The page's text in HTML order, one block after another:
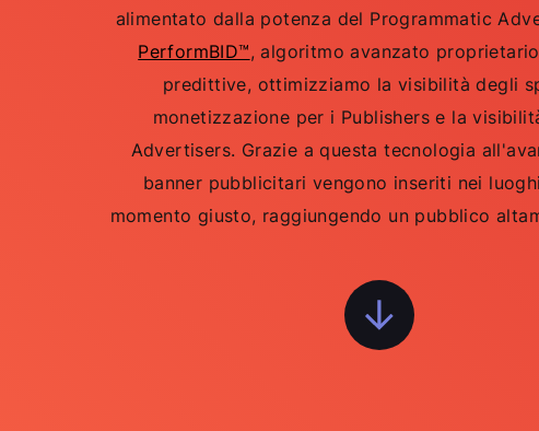
alimentato dalla potenza del Programmatic
PerformBID™, algoritmo avanzato
predittive, ottimizziamo la visibilità degli
monetizzazione per i Publishers e la
Advertisers. Grazie a questa tecnologia
banner pubblicitari vengono inseriti nei
momento giusto, raggiungendo un pubblico